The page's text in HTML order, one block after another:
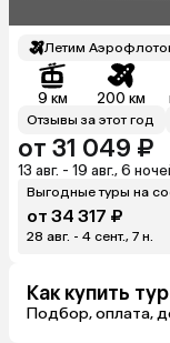
Летим
9 км 200 км
Отзывы за этот год
от 31 049 ₽
13 авг. - 19 авг., 6
Выгодные туры на
от 34 317 ₽
28 авг. - 4 сент., 7 н.
Как купить тур
Подбор, оплата,